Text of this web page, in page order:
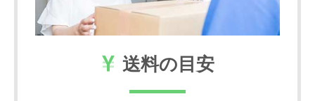
送料の目安